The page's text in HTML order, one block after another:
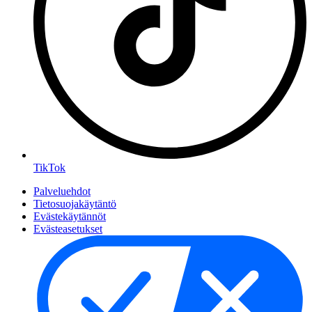
TikTok
Palveluehdot
Tietosuojakäytäntö
Evästekäytännöt
Evästeasetukset